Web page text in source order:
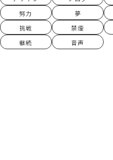
努力
夢
挑戦
禁煙
継続
音声